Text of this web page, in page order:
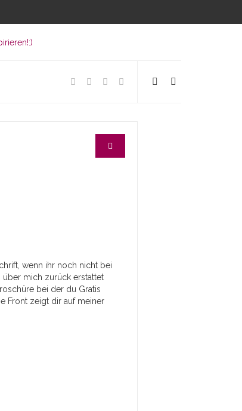
wenn ihr noch nicht bei
mich zurück erstattet
bei der du Gratis
Front zeigt dir auf meiner